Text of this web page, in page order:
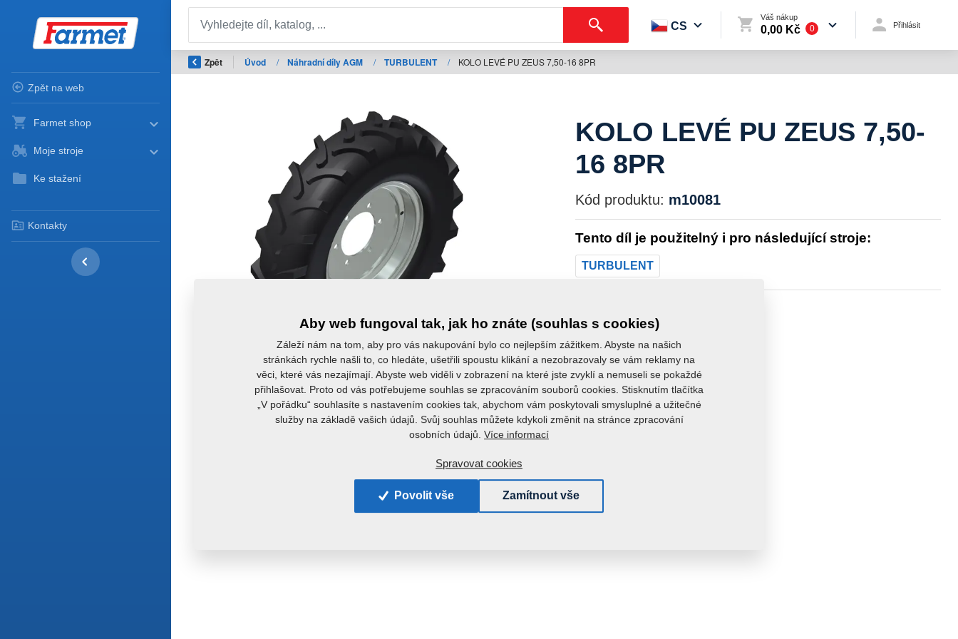
Zpět na web
Farmet shop
Moje stroje
Ke stažení
Kontakty
CS
Váš nákup
0,00 Kč 0 Přihlásit
Zpět Úvod / Náhradní díly AGM / TURBULENT / KOLO LEVÉ PU ZEUS 7,50-16 8PR
KOLO LEVÉ PU ZEUS 7,50-
16 8PR
Kód produktu: m10081
Tento díl je použitelný i pro následující stroje:
TURBULENT
Aby web fungoval tak, jak ho znáte (souhlas s cookies)
Záleží nám na tom, aby pro vás nakupování bylo co nejlepším zážitkem. Abyste na našich
stránkách rychle našli to, co hledáte, ušetřili spoustu klikání a nezobrazovaly se vám reklamy na
věci, které vás nezajímají. Abyste web viděli v zobrazení na které jste zvyklí a nemuseli se pokaždé
přihlašovat. Proto od vás potřebujeme souhlas se zpracováním souborů cookies. Stisknutím tlačítka
„V pořádku“ souhlasíte s nastavením cookies tak, abychom vám poskytovali smysluplné a užitečné
služby na základě vašich údajů. Svůj souhlas můžete kdykoli změnit na stránce zpracování
osobních údajů. Více informací
Spravovat cookies
Povolit vše Zamítnout vše